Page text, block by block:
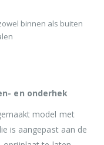
binnen als buiten
en onderhek
model met
is aangepast aan de